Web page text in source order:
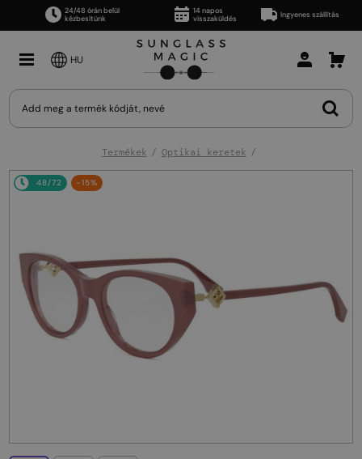
24/48 órán belül
kézbesítünk
14 napos
visszaküldés
Ingyenes szállítás
HU
Termékek Optikai keretek
48/72 -15%